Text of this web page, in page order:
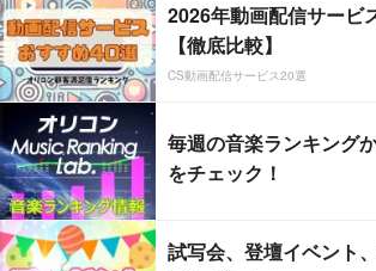
2026年動画配信サービ
【徹底比較】
CS動画配信サービス20選
毎週の音楽ランキング
をチェック！
試写会、登壇イベント